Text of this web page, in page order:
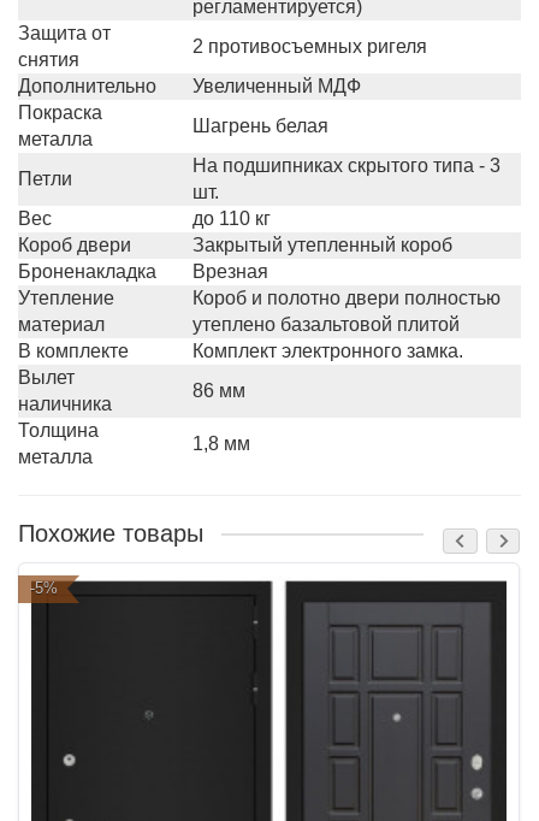
регламентируется)
Защита от
снятия
2 противосъемных ригеля
Дополнительно
Увеличенный МДФ
Покраска
металла
Шагрень белая
Петли
На подшипниках скрытого типа - 3
шт.
Вес
до 110 кг
Короб двери
Закрытый утепленный короб
Броненакладка
Врезная
Утепление
материал
Короб и полотно двери полностью
утеплено базальтовой плитой
В комплекте
Комплект электронного замка.
Вылет
наличника
86 мм
Толщина
металла
1,8 мм
Похожие товары
-5%